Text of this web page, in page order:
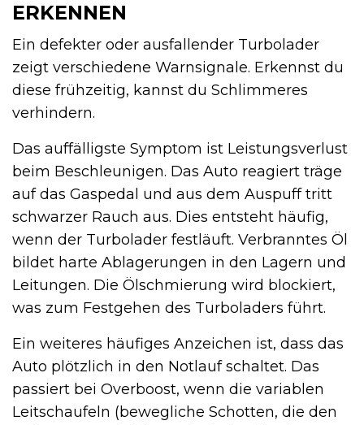
ERKENNEN
Ein defekter oder ausfallender Turbolader
zeigt verschiedene Warnsignale. Erkennst du
diese frühzeitig, kannst du Schlimmeres
verhindern.
Das auffälligste Symptom ist Leistungsverlust
beim Beschleunigen. Das Auto reagiert träge
auf das Gaspedal und aus dem Auspuff tritt
schwarzer Rauch aus. Dies entsteht häufig,
wenn der Turbolader festläuft. Verbranntes Öl
bildet harte Ablagerungen in den Lagern und
Leitungen. Die Ölschmierung wird blockiert,
was zum Festgehen des Turboladers führt.
Ein weiteres häufiges Anzeichen ist, dass das
Auto plötzlich in den Notlauf schaltet. Das
passiert bei Overboost, wenn die variablen
Leitschaufeln (bewegliche Schotten, die den